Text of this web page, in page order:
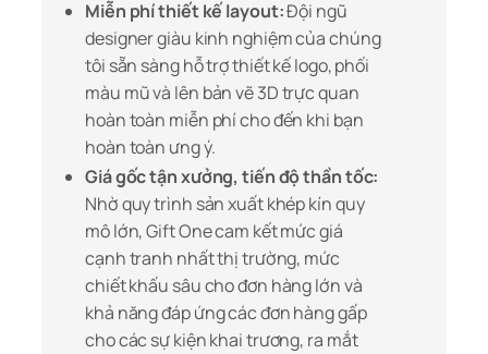
Miễn phí thiết kế layout:Đội ngũ
designer giàu kinh nghiệm của chúng
tôi sẵn sàng hỗ trợ thiết kế logo, phối
màu mũ và lên bản vẽ 3D trực quan
hoàn toàn miễn phí cho đến khi bạn
hoàn toàn ưng ý.
Giá gốc tận xưởng, tiến độ thần tốc:
Nhờ quy trình sản xuất khép kín quy
mô lớn, Gift One cam kết mức giá
cạnh tranh nhất thị trường, mức
chiết khấu sâu cho đơn hàng lớn và
khả năng đáp ứng các đơn hàng gấp
cho các sự kiện khai trương, ra mắt